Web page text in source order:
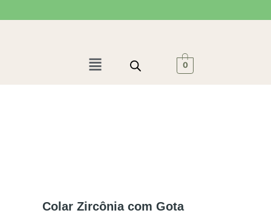
para
Menu 0
Colar Zircônia com Gota